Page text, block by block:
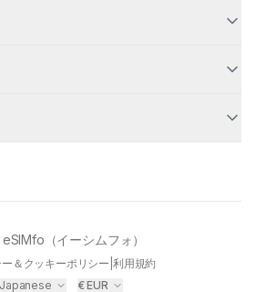
eSIMfo（イーシムフォ）
＆クッキーポリシー 利用規約
Japanese
€EUR